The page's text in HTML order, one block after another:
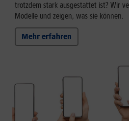
trotzdem stark ausgestattet ist? Wir
Modelle und zeigen, was sie können.
Mehr erfahren